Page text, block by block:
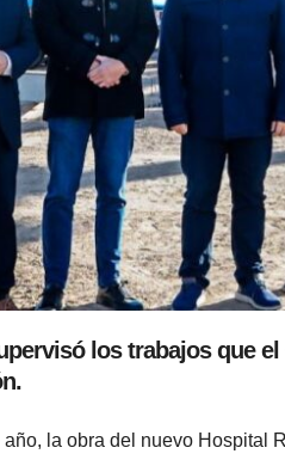
los trabajos que
la obra del nuevo